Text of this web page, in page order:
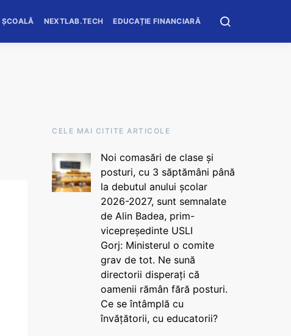
NEXTLAB.TECH EDUCAȚIE FINANCIARĂ
CELE MAI CITITE ARTICOLE
Noi comasări de clase și
posturi, cu 3 săptămâni până
la debutul anului școlar
2026-2027, sunt semnalate
de Alin Badea, prim-
vicepreședinte USLI
Gorj: Ministerul o comite
grav de tot. Ne sună
directorii disperați că
oamenii rămân fără posturi.
Ce se întâmplă cu
învățătorii, cu educatorii?